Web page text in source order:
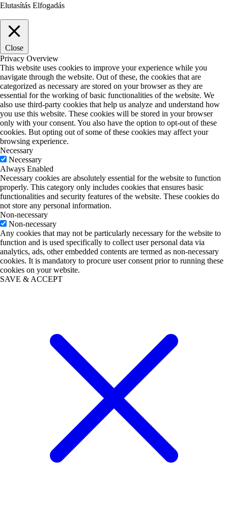
Elutasítás Elfogadás
Close
Privacy Overview
This website uses cookies to improve your experience while you
navigate through the website. Out of these, the cookies that are
categorized as necessary are stored on your browser as they are
essential for the working of basic functionalities of the website. We
also use third-party cookies that help us analyze and understand how
you use this website. These cookies will be stored in your browser
only with your consent. You also have the option to opt-out of these
cookies. But opting out of some of these cookies may affect your
browsing experience.
Necessary
Necessary
Always Enabled
Necessary cookies are absolutely essential for the website to function
properly. This category only includes cookies that ensures basic
functionalities and security features of the website. These cookies do
not store any personal information.
Non-necessary
Non-necessary
Any cookies that may not be particularly necessary for the website to
function and is used specifically to collect user personal data via
analytics, ads, other embedded contents are termed as non-necessary
cookies. It is mandatory to procure user consent prior to running these
cookies on your website.
SAVE & ACCEPT